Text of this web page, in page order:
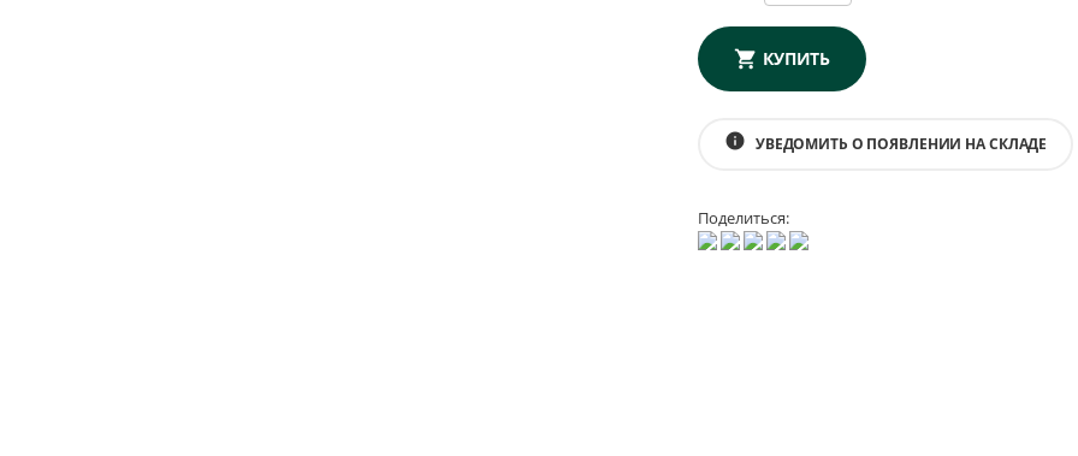
КУПИТЬ
info УВЕДОМИТЬ О ПОЯВЛЕНИИ НА СКЛАДЕ
Поделиться: